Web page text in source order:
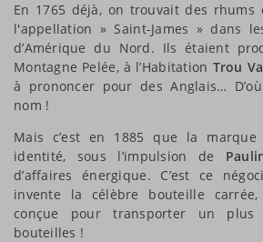
En 1765 déjà, on trouvait des rhums
l'appellation » Saint-James » dans
d’Amérique du Nord. Ils étaient
Montagne Pelée, à l’Habitation Trou
à prononcer pour des Anglais…
nom !
Mais c’est en 1885 que la
identité, sous l’impulsion de
d’affaires énergique. C’est ce
invente la célèbre bouteille
conçue pour transporter un
bouteilles !